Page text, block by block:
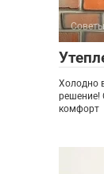
Холодно
решение!
комфорт